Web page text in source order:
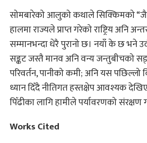
सोमबारेको आलुको कथाले सिक्किमको
हालमा राज्यले प्राप्त गरेको राष्ट्रिय अनि
सम्मानभन्दा धेरै पुरानो छ। नयाँ के छ भने
सङ्कट जस्तै मानव अनि वन्य जन्तुबीचको
परिवर्तन, पानीको कमी; अनि यस पछिल्लो
ध्यान दिँदै नीतिगत हस्तक्षेप आवश्यक
पिँढीका लागि हामीले पर्यावरणको संरक्षण
Works Cited